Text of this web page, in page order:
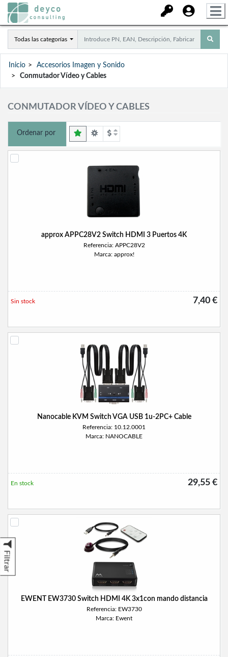
Todas las categorías
Inicio
Accesorios Imagen y Sonido
Conmutador Vídeo y Cables
CONMUTADOR VÍDEO Y CABLES
Filtrar
Ordenar por
approx APPC28V2 Switch HDMI 3 Puertos 4K
Referencia: APPC28V2
Marca: approx!
7,40 €
Sin stock
Nanocable KVM Switch VGA USB 1u-2PC+ Cable
Referencia: 10.12.0001
Marca: NANOCABLE
29,55 €
En stock
EWENT EW3730 Switch HDMI 4K 3x1con mando distancia
Referencia: EW3730
Marca: Ewent